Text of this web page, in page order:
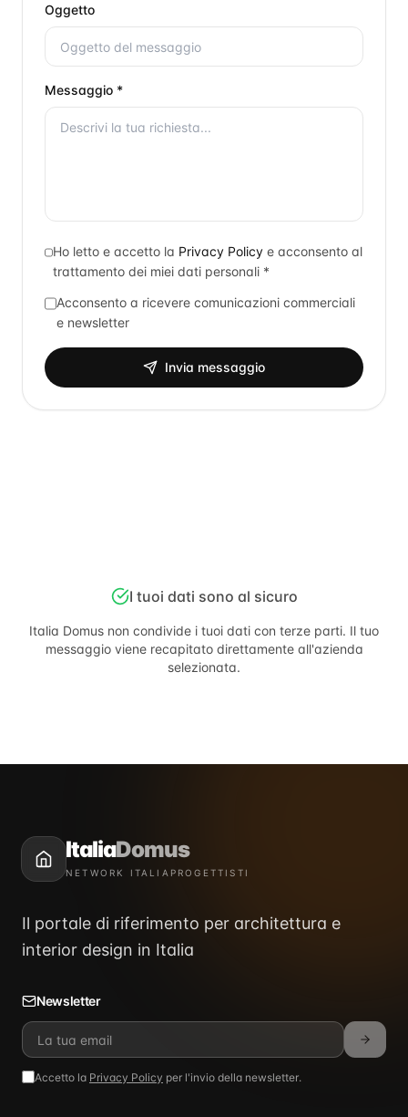
Oggetto
Messaggio *
Ho letto e accetto la Privacy Policy e acconsento al
trattamento dei miei dati personali *
Acconsento a ricevere comunicazioni commerciali
e newsletter
Invia messaggio
I tuoi dati sono al sicuro
Italia Domus non condivide i tuoi dati con terze parti. Il tuo
messaggio viene recapitato direttamente all'azienda
selezionata.
ItaliaDomus
NETWORK ITALIAPROGETTISTI
Il portale di riferimento per architettura e
interior design in Italia
Newsletter
Accetto la Privacy Policy per l'invio della newsletter.